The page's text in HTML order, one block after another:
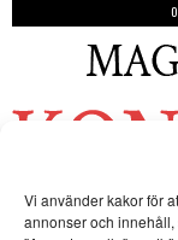
Vi använder kakor för
annonser och innehåll,